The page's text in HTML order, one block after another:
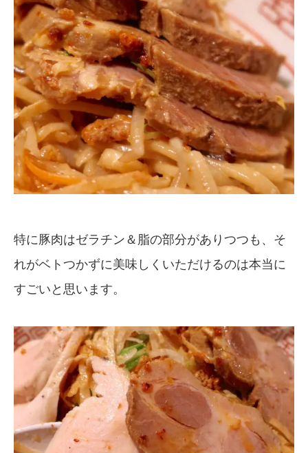
特に豚肉はゼラチン＆脂の部分がありつつも、そ
れがベトつかずに美味しくいただけるのは本当に
すごいと思います。